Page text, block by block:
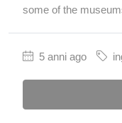
some of the
5 anni ago